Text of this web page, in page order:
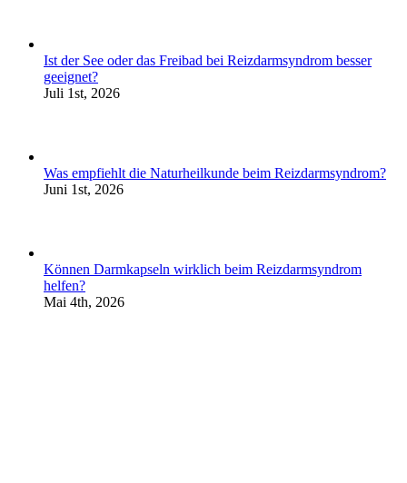
Ist der See oder das Freibad bei Reizdarmsyndrom besser
geeignet?
Juli 1st, 2026
Was empfiehlt die Naturheilkunde beim Reizdarmsyndrom?
Juni 1st, 2026
Können Darmkapseln wirklich beim Reizdarmsyndrom
helfen?
Mai 4th, 2026